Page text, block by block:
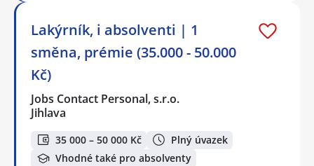
Lakýrník, i absolventi | 1
směna, prémie (35.000 - 50.000
Kč)
Jobs Contact Personal, s.r.o.
Jihlava
35 000 – 50 000 Kč
Plný úvazek
Vhodné také pro absolventy